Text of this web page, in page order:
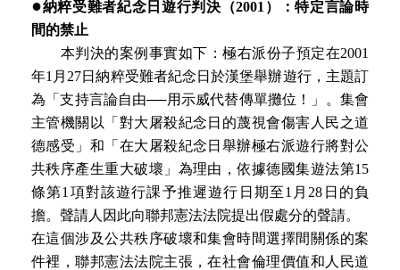
●納粹受難者紀念日遊行判決（2001）：特定言論時
間的禁止
本判決的案例事實如下：極右派份子預定在2001
年1月27日納粹受難者紀念日於漢堡舉辦遊行，主題訂
為「支持言論自由──用示威代替傳單攤位！」。集會
主管機關以「對大屠殺紀念日的蔑視會傷害人民之道
德感受」和「在大屠殺紀念日舉辦極右派遊行將對公
共秩序產生重大破壞」為理由，依據德國集遊法第15
條第1項對該遊行課予推遲遊行日期至1月28日的負
擔。聲請人因此向聯邦憲法法院提出假處分的聲請。
在這個涉及公共秩序破壞和集會時間選擇間關係的案
件裡，聯邦憲法法院主張，在社會倫理價值和人民道